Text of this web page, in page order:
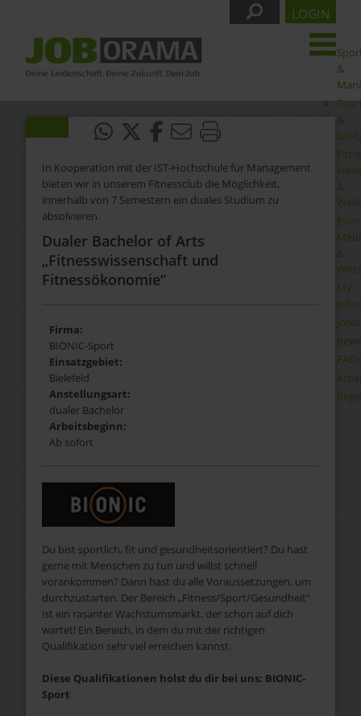
&
&
&
&
My
FAQs
LOGIN
In Kooperation mit der IST-Hochschule für Management
bieten wir in unserem Fitnessclub die Möglichkeit,
innerhalb von 7 Semestern ein duales Studium zu
absolvieren.
Dualer Bachelor of Arts
„Fitnesswissenschaft und
Fitnessökonomie“
Firma:
BIONIC-Sport
Einsatzgebiet:
Bielefeld
Anstellungsart:
dualer Bachelor
Arbeitsbeginn:
Ab sofort
Du bist sportlich, fit und gesundheitsorientiert? Du hast
gerne mit Menschen zu tun und willst schnell
vorankommen? Dann hast du alle Voraussetzungen, um
durchzustarten. Der Bereich „Fitness/Sport/Gesundheit“
ist ein rasanter Wachstumsmarkt, der schon auf dich
wartet! Ein Bereich, in dem du mit der richtigen
Qualifikation sehr viel erreichen kannst.
Diese Qualifikationen holst du dir bei uns: BIONIC-
Sport